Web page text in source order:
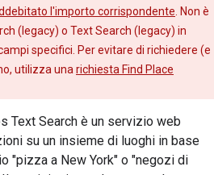
l'importo corrispondente. Non è
(legacy) o Text Search (legacy) in
specifici. Per evitare di richiedere (e
utilizza unarichiesta Find Place
Text Search è un servizio web
su un insieme di luoghi in base
"pizza a New York" o "negozi di